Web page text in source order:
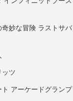
奇妙な冒険 ラストサバ
ッツ
ト アーケードグランプ